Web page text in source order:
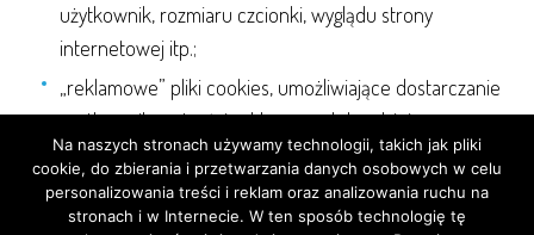
użytkownik, rozmiaru czcionki, wyglądu strony
internetowej itp.;
„reklamowe” pliki cookies, umożliwiające dostarczanie
użytkownikom treści reklamowych bardziej
dostosowanych do ich zainteresowań.
Użytkownik w każdej chwili ma możliwość wyłączenia lub
przywrócenia opcji gromadzenia cookies poprzez zmianę
Na naszych stronach używamy technologii, takich jak pliki
cookie, do zbierania i przetwarzania danych osobowych w celu
personalizowania treści i reklam oraz analizowania ruchu na
stronach i w Internecie. W ten sposób technologię tę